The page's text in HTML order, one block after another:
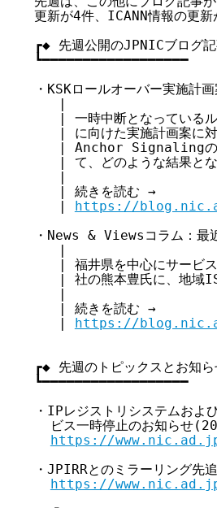
更新が4件、ICANN情報の更新
┏◆ 先週公開のJPNICブログ
┗━━━━━━━━━━━━━━━━━━
・KSKロールオーバー実施
   |
| 一時中断となっている
| に向けた実施計画案に
| Anchor Signalingの
| て、どのような結果と
   |
   | 続きを読む →
   |
https://
・News & Viewsコラム：最
   |
| 福井県を中心にサービ
| 社の熊本豊氏に、地域
   |
   | 続きを読む →
   |
https://
┏◆ 先週のトピックスとお知
┗━━━━━━━━━━━━━━━━━━
・IPレジストリシステムおよ
ビス一時停止のお知らせ
https://
・JPIRRとのミラーリング
https://